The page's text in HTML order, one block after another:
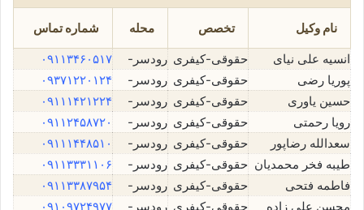
نام وکیل تخصص محله
شماره تماس
انسیه علی نیای
حقوقی-کیفری رودسر-
۰۹۱۱۳۴۶۰۵۱۷
پوریا رضی
حقوقی-کیفری رودسر-
۰۹۳۷۱۲۲۰۱۲۴
حسین یاوری
حقوقی-کیفری رودسر-
۰۹۱۱۱۴۲۱۲۲۴
رویا رحمتی
حقوقی-کیفری رودسر-
۰۹۱۱۲۴۵۸۷۲۰
سعدالله رضاپور
حقوقی-کیفری رودسر-
۰۹۱۱۱۴۴۸۵۱۰
طیبه فخر محمدیان حقوقی-کیفری رودسر-
۰۹۱۱۳۳۳۱۱۰۶
فاطمه فتحی
حقوقی-کیفری رودسر-
۰۹۱۱۳۳۸۷۹۵۴
محسن علی زاده
حقوقی-کیفری رودسر-
۰۹۱۰۹۷۲۴۹۷۷